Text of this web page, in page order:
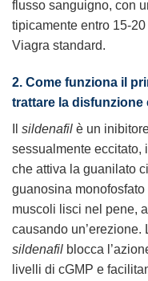
flusso sanguigno, con
tipicamente entro 15-
Viagra standard.
2. Come funziona il
trattare la disfunzione
sildenafil è un
sessualmente eccitato,
che attiva la guanilato
guanosina
muscoli lisci nel pene,
causando un’erezione.
sildenafil blocca
livelli di cGMP e